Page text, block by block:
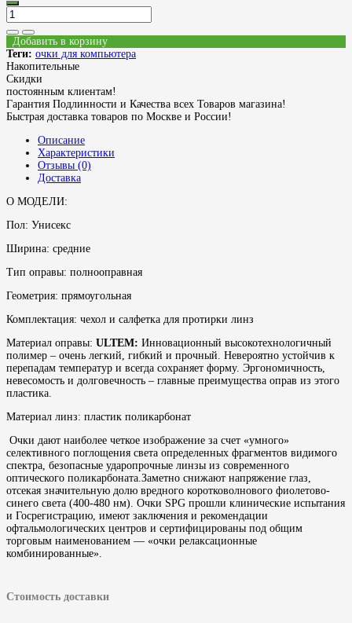
Добавить в корзину
Теги: очки для компьютера
Накопительные
Скидки
постоянным клиентам!
Гарантия Подлинности и Качества всех Товаров магазина!
Быстрая доставка товаров по Москве и России!
Описание
Характеристики
Отзывы (0)
Доставка
О МОДЕЛИ:
Пол: Унисекс
Ширина: средние
Тип оправы: полнооправная
Геометрия: прямоугольная
Комплектация: чехол и салфетка для протирки линз
Материал оправы: ULTEM: Инновационный высокотехнологичный
полимер – очень легкий, гибкий и прочный. Невероятно устойчив к
перепадам температур и всегда сохраняет форму. Эргономичность,
невесомость и долговечность – главные преимущества оправ из этого
пластика.
Материал линз: пластик поликарбонат
Очки дают наиболее четкое изображение за счет «умного»
селективного поглощения света определенных фрагментов видимого
спектра, безопасные ударопрочные линзы из современного
оптического поликарбоната.Заметно снижают напряжение глаз,
отсекая значительную долю вредного коротковолнового фиолетово-
синего света (400-480 нм). Очки SPG прошли клинические испытания
и Госрегистрацию, имеют заключения и рекомендации
офтальмологических центров и сертифицированы под общим
торговым наименованием — «очки релаксационные
комбинированные».
Стоимость доставки